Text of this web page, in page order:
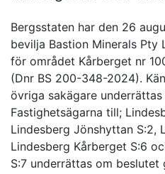
Bergsstaten har den 26
bevilja Bastion Minerals Pty
för området Kårberget nr
(Dnr BS 200-348-2024).
övriga sakägare
Fastighetsägarna till;
Lindesberg Jönshyttan S:2,
Lindesberg Kårberget S:6
S:7 underrättas om beslutet